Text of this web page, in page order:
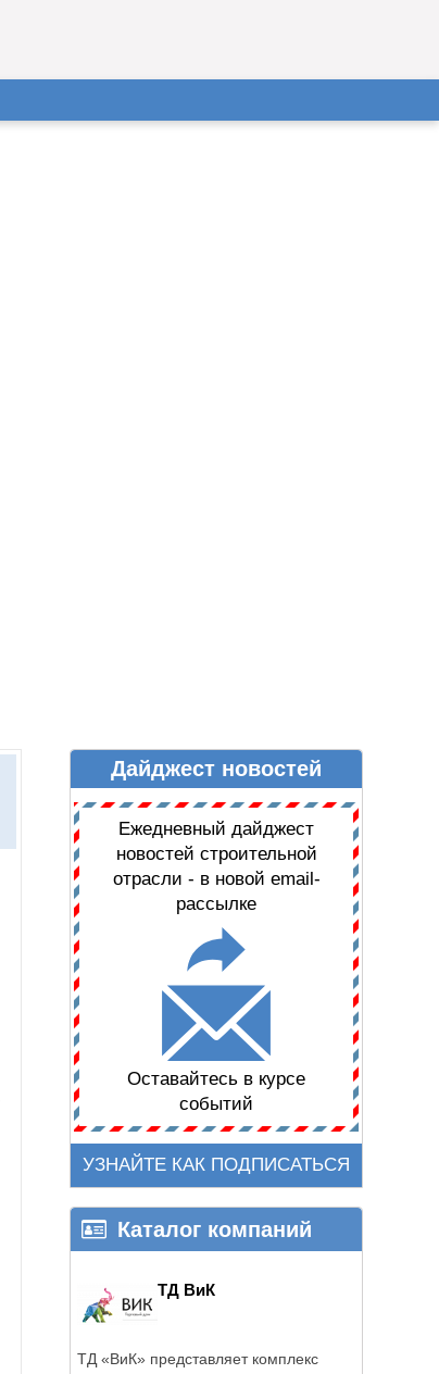
ДАЙДЖЕСТ НОВОСТЕЙДайджест новостей
Ежедневный дайджест
новостей строительной
отрасли - в новой email-
рассылке
Оставайтесь в курсе
событий
УЗНАЙТЕ КАК ПОДПИСАТЬСЯ
Каталог компаний
ТД ВиК
ТД «ВиК» представляет комплекс